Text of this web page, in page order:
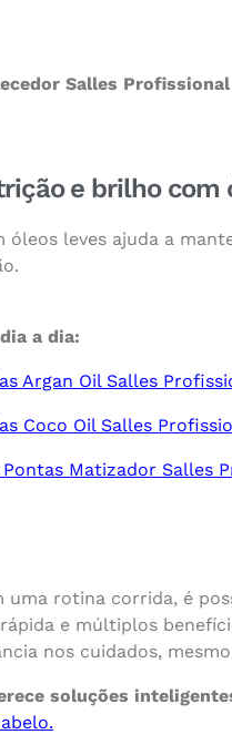
Salles Profissional
e brilho com
óleos leves ajuda a
a dia:
Argan Oil Salles
Coco Oil Salles
Matizador Salles
uma rotina corrida, é
e múltiplos
nos cuidados,
soluções